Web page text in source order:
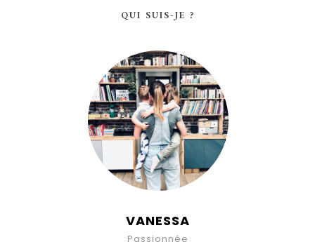
QUI SUIS-JE ?
VANESSA
Passionnée